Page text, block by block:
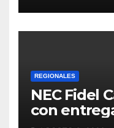
REGIONALES
NEC Fidel
con